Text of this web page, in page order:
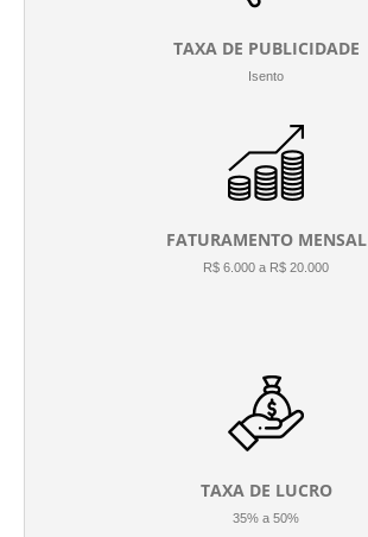
TAXA DE PUBLICIDADE
Isento
FATURAMENTO MENSAL
R$ 6.000 a R$ 20.000
TAXA DE LUCRO
35% a 50%